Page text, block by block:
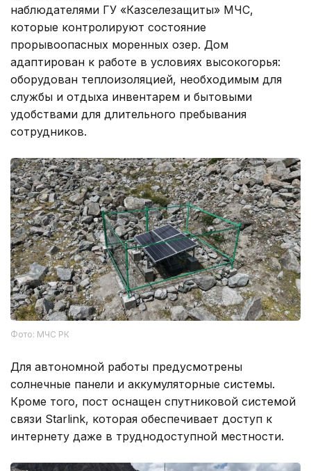
наблюдателями ГУ «Казселезащиты» МЧС,
которые контролируют состояние
прорывоопасных моренных озер. Дом
адаптирован к работе в условиях высокогорья:
оборудован теплоизоляцией, необходимым для
службы и отдыха инвентарем и бытовыми
удобствами для длительного пребывания
сотрудников.
Фото: МЧС РК
Для автономной работы предусмотрены
солнечные панели и аккумуляторные системы.
Кроме того, пост оснащен спутниковой системой
связи Starlink, которая обеспечивает доступ к
интернету даже в труднодоступной местности.